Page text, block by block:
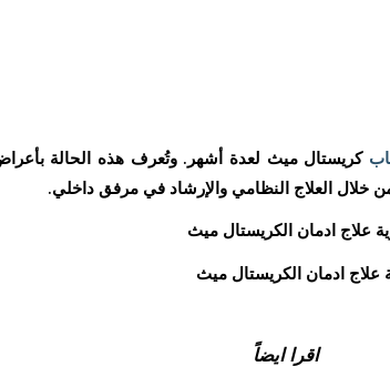
كريستال ميث لعدة أشهر. وتُعرف هذه الحالة
علاج ادمان الكريستال ميث
اقرا ايضاً